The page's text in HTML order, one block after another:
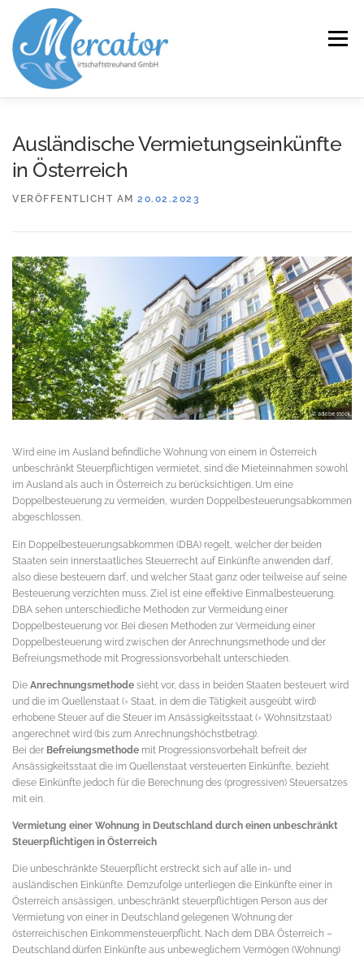
Inhalt
springen
Menü
SERVICE KANZLEI
Ausländische Vermietungseinkünfte
in Österreich
VERÖFFENTLICHT AM 20.02.2023
Wird eine im Ausland befindliche Wohnung von einem in Österreich
unbeschränkt Steuerpflichtigen vermietet, sind die Mieteinnahmen sowohl
im Ausland als auch in Österreich zu berücksichtigen. Um eine
Doppelbesteuerung zu vermeiden, wurden Doppelbesteuerungsabkommen
abgeschlossen.
Ein Doppelbesteuerungsabkommen (DBA) regelt, welcher der beiden
Staaten sein innerstaatliches Steuerrecht auf Einkünfte anwenden darf,
also diese besteuern darf, und welcher Staat ganz oder teilweise auf seine
Besteuerung verzichten muss. Ziel ist eine effektive Einmalbesteuerung.
DBA sehen unterschiedliche Methoden zur Vermeidung einer
Doppelbesteuerung vor. Bei diesen Methoden zur Vermeidung einer
Doppelbesteuerung wird zwischen der Anrechnungsmethode und der
Befreiungsmethode mit Progressionsvorbehalt unterschieden.
Die Anrechnungsmethode sieht vor, dass in beiden Staaten besteuert wird
und die im Quellenstaat (= Staat, in dem die Tätigkeit ausgeübt wird)
erhobene Steuer auf die Steuer im Ansässigkeitsstaat (= Wohnsitzstaat)
angerechnet wird (bis zum Anrechnungshöchstbetrag).
Bei der Befreiungsmethode mit Progressionsvorbehalt befreit der
Ansässigkeitsstaat die im Quellenstaat versteuerten Einkünfte, bezieht
diese Einkünfte jedoch für die Berechnung des (progressiven) Steuersatzes
mit ein.
Vermietung einer Wohnung in Deutschland durch einen unbeschränkt
Steuerpflichtigen in Österreich
Die unbeschränkte Steuerpflicht erstreckt sich auf alle in- und
ausländischen Einkünfte. Demzufolge unterliegen die Einkünfte einer in
Österreich ansässigen, unbeschränkt steuerpflichtigen Person aus der
Vermietung von einer in Deutschland gelegenen Wohnung der
österreichischen Einkommensteuerpflicht. Nach dem DBA Österreich –
Deutschland dürfen Einkünfte aus unbeweglichem Vermögen (Wohnung)